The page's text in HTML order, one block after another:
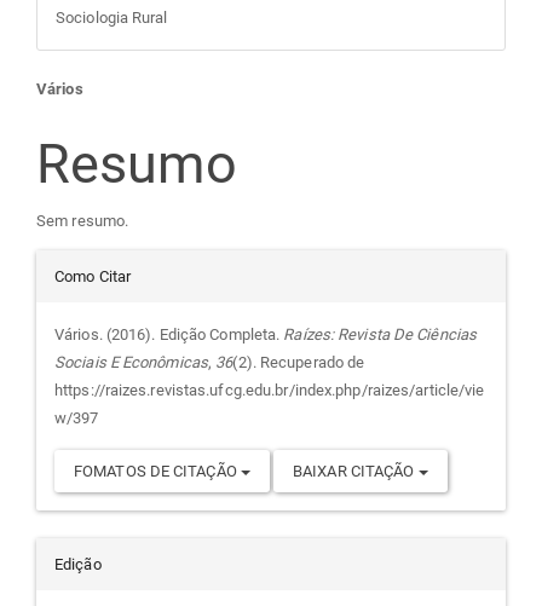
Sociologia Rural
Conteúdo
do
artigo
principal
Vários
Resumo
Sem resumo.
Detalhes
do
artigo
Como Citar
Vários. (2016). Edição Completa. Raízes: Revista De Ciências
Sociais E Econômicas, 36(2). Recuperado de
https://raizes.revistas.ufcg.edu.br/index.php/raizes/article/vie
w/397
FOMATOS DE CITAÇÃO BAIXAR CITAÇÃO
Edição